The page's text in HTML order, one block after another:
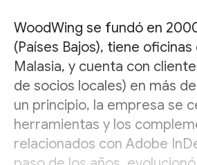
WoodWing se fundó en
(Países Bajos), tiene oficinas
Malasia, y cuenta con
de socios locales) en más
un principio, la empresa se
herramientas y los
relacionados con Adobe